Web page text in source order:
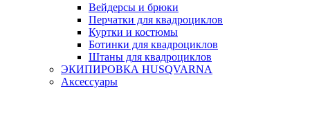
Вейдерсы и брюки
Перчатки для квадроциклов
Куртки и костюмы
Ботинки для квадроциклов
Штаны для квадроциклов
ЭКИПИРОВКА HUSQVARNA
Аксессуары